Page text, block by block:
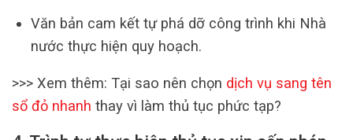
Văn bản cam kết tự phá dỡ công trình khi Nhà
nước thực hiện quy hoạch.
>>> Xem thêm: Tại sao nên chọn dịch vụ sang tên
sổ đỏ nhanh thay vì làm thủ tục phức tạp?